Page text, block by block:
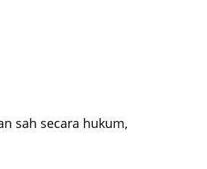
sah secara hukum,